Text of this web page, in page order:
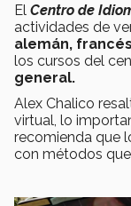
El Centro de
actividades de
alemán,
los cursos del
general.
Alex Chalico
virtual, lo
recomienda que
con métodos